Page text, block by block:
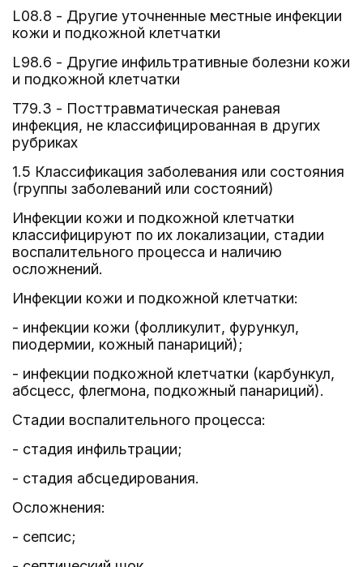
L08.8 - Другие уточненные местные инфекции
кожи и подкожной клетчатки
L98.6 - Другие инфильтративные болезни кожи
и подкожной клетчатки
T79.3 - Посттравматическая раневая
инфекция, не классифицированная в других
рубриках
1.5 Классификация заболевания или состояния
(группы заболеваний или состояний)
Инфекции кожи и подкожной клетчатки
классифицируют по их локализации, стадии
воспалительного процесса и наличию
осложнений.
Инфекции кожи и подкожной клетчатки:
- инфекции кожи (фолликулит, фурункул,
пиодермии, кожный панариций);
- инфекции подкожной клетчатки (карбункул,
абсцесс, флегмона, подкожный панариций).
Стадии воспалительного процесса:
- стадия инфильтрации;
- стадия абсцедирования.
Осложнения:
- сепсис;